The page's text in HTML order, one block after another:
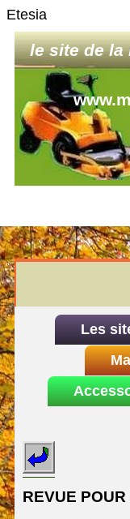
Etesia
le site de la
Les
Le site
REVUE